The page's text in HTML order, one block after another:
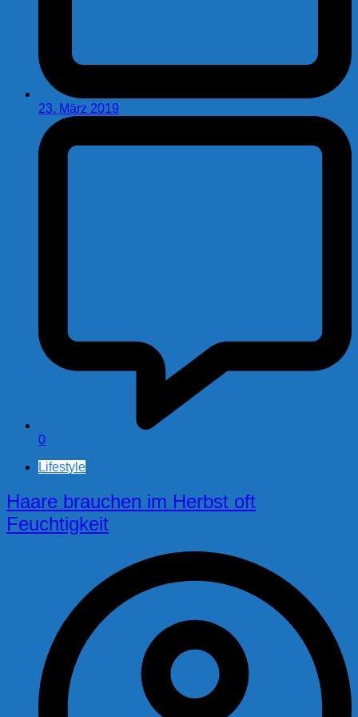
23. März 2019
0
Lifestyle
Haare brauchen im Herbst oft
Feuchtigkeit